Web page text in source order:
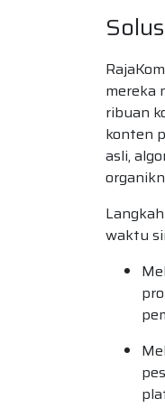
mereka
ribuan
konten
asli,
waktu